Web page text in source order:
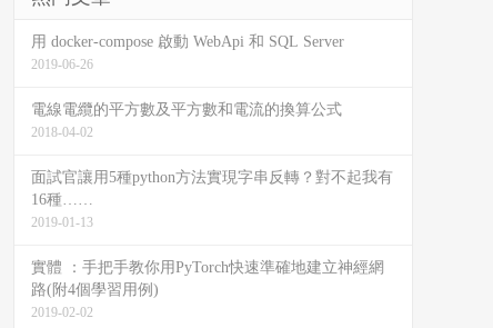
用 docker-compose 啟動 WebApi 和 SQL Server
2019-06-26
電線電纜的平方數及平方數和電流的換算公式
2018-04-02
面試官讓用5種python方法實現字串反轉？對不起我有
16種……
2019-01-13
實體 ：手把手教你用PyTorch快速準確地建立神經網
路(附4個學習用例)
2019-02-02